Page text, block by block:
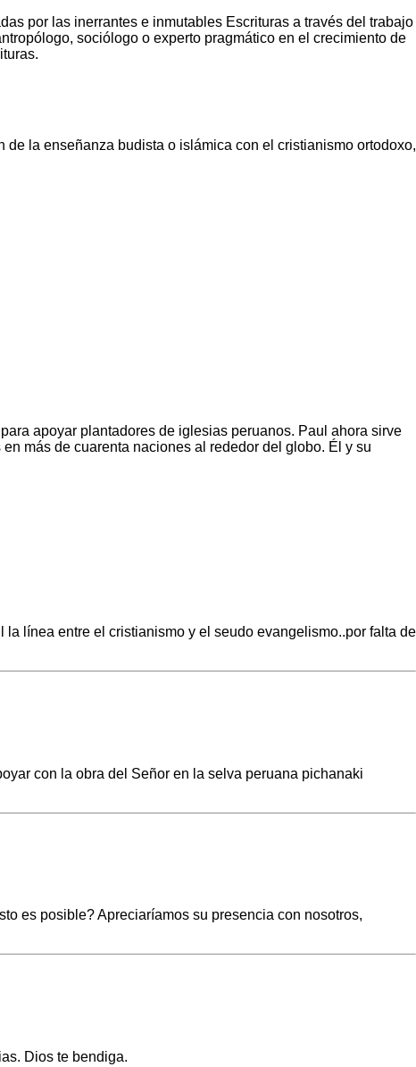
por las inerrantes e inmutables Escrituras a través del trabajo
sociólogo o experto pragmático en el crecimiento de
de la enseñanza budista o islámica con el cristianismo ortodoxo,
apoyar plantadores de iglesias peruanos. Paul ahora sirve
más de cuarenta naciones al rededor del globo. Él y su
línea entre el cristianismo y el seudo evangelismo..por falta de
con la obra del Señor en la selva peruana pichanaki
es posible? Apreciaríamos su presencia con nosotros,
Dios te bendiga.